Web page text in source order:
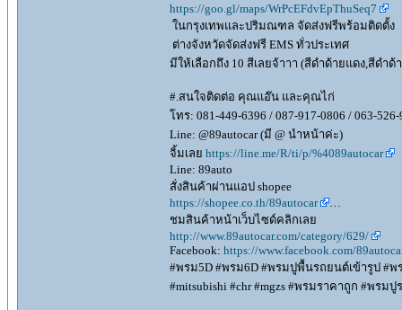
https://goo.gl/maps/WrPcEFdvEpThuSeq7
ในกรุงเทพและปริมณฑล จัดส่งฟรีพร้อมติดตั้ง
ต่างจังหวัดจัดส่งฟรี EMS ทั่วประเทศ
มีให้เลือกถึง 10 สีเลยจ้าาา (สีดำด้ายแดง,สีด
#.สนใจติดต่อ คุณแอ๊น และคุณไก่
โทร: 081-449-6396 / 087-917-0806 / 063-
Line: @89autocar (มี @ นำหน้าค่ะ)
จิ้มเลย https://line.me/R/ti/p/%4089autocar
Line: 89auto
สั่งสินค้าผ่านแอป shopee
https://shopee.co.th/89autocar
…
ชมสินค้าหน้าเว็บไซด์คลิกเลย
http://www.89autocar.com/category/629/
Facebook: https://www.facebook.com/
#พรม5D #พรม6D #พรมปูพื้นรถยนต์เข้ารูป #พร
#mitsubishi #chr #mgzs #พรมราคาถูก #พรม